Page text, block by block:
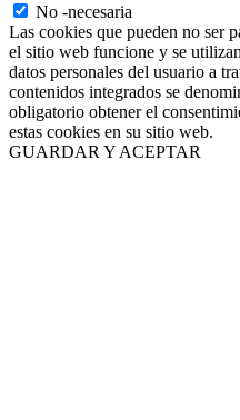
No -necesaria
Las cookies que pueden no ser
el sitio web funcione y se
datos personales del usuario a
contenidos integrados se
obligatorio obtener el
estas cookies en su sitio web.
GUARDAR Y ACEPTAR